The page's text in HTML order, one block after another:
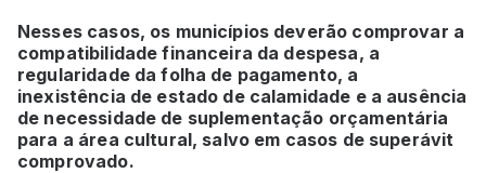
Nesses casos, os municípios deverão comprovar a
compatibilidade financeira da despesa, a
regularidade da folha de pagamento, a
inexistência de estado de calamidade e a ausência
de necessidade de suplementação orçamentária
para a área cultural, salvo em casos de superávit
comprovado.